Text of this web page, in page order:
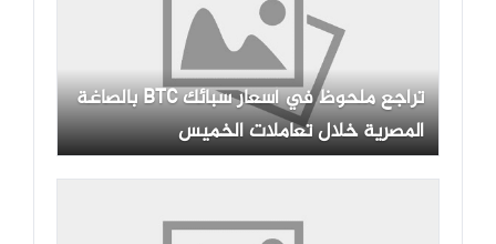
تراجع ملحوظ في أسعار سبائك BTC بالصاغة
المصرية خلال تعاملات الخميس